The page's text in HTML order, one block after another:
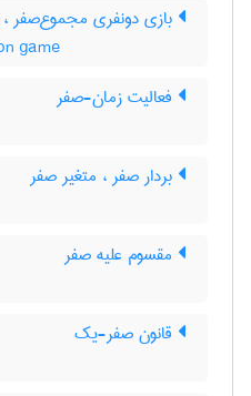
بازی دونفری مجموع‌صفر
game
فعالیت زمان-صفر
بردار صفر ، متغیر صفر
مقسوم علیه صفر
قانون صفر-یک